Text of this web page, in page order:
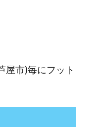
屋市)毎にフット